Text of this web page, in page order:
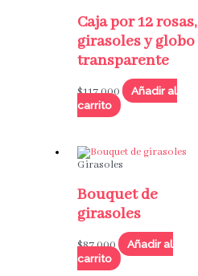
Caja por 12 rosas,
girasoles y globo
transparente
$117,000
Añadir al
carrito
Girasoles
Bouquet de
girasoles
$87,000
Añadir al
carrito